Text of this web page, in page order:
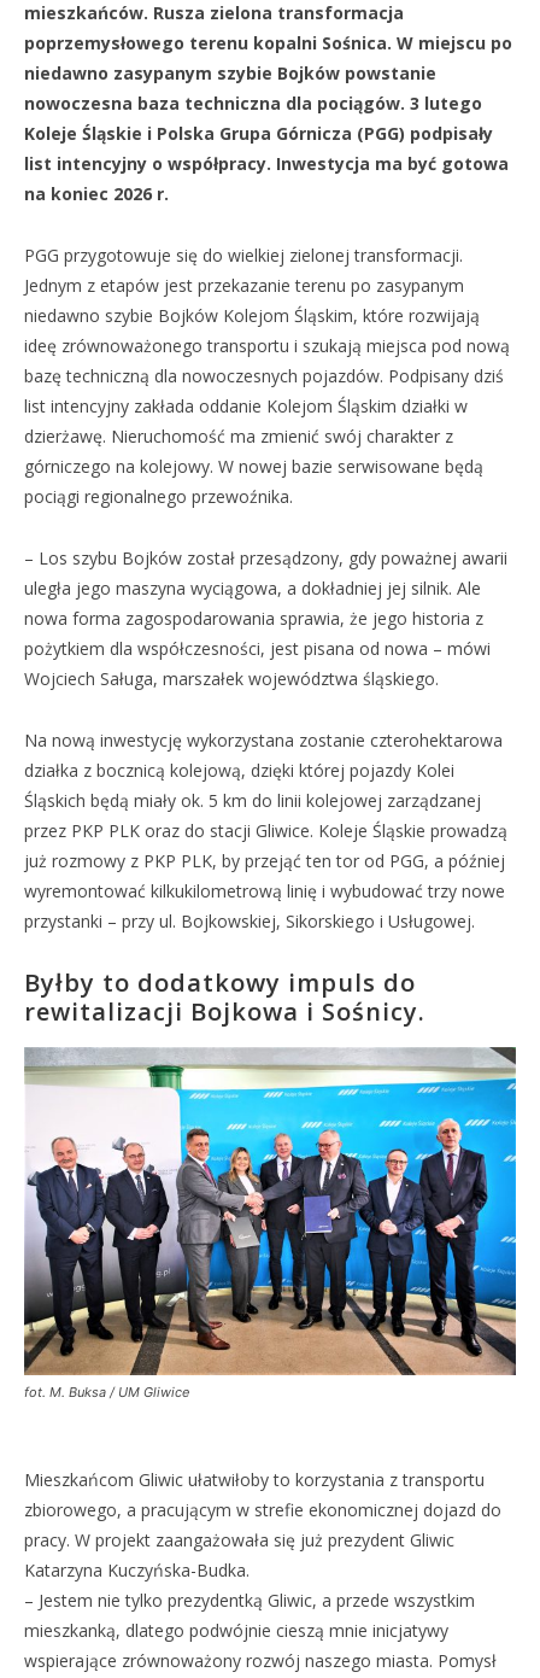
mieszkańców. Rusza zielona transformacja
poprzemysłowego terenu kopalni Sośnica. W miejscu po
niedawno zasypanym szybie Bojków powstanie
nowoczesna baza techniczna dla pociągów. 3 lutego
Koleje Śląskie i Polska Grupa Górnicza (PGG) podpisały
list intencyjny o współpracy. Inwestycja ma być gotowa
na koniec 2026 r.
PGG przygotowuje się do wielkiej zielonej transformacji.
Jednym z etapów jest przekazanie terenu po zasypanym
niedawno szybie Bojków Kolejom Śląskim, które rozwijają
ideę zrównoważonego transportu i szukają miejsca pod nową
bazę techniczną dla nowoczesnych pojazdów. Podpisany dziś
list intencyjny zakłada oddanie Kolejom Śląskim działki w
dzierżawę. Nieruchomość ma zmienić swój charakter z
górniczego na kolejowy. W nowej bazie serwisowane będą
pociągi regionalnego przewoźnika.
– Los szybu Bojków został przesądzony, gdy poważnej awarii
uległa jego maszyna wyciągowa, a dokładniej jej silnik. Ale
nowa forma zagospodarowania sprawia, że jego historia z
pożytkiem dla współczesności, jest pisana od nowa – mówi
Wojciech Saługa, marszałek województwa śląskiego.
Na nową inwestycję wykorzystana zostanie czterohektarowa
działka z bocznicą kolejową, dzięki której pojazdy Kolei
Śląskich będą miały ok. 5 km do linii kolejowej zarządzanej
przez PKP PLK oraz do stacji Gliwice. Koleje Śląskie prowadzą
już rozmowy z PKP PLK, by przejąć ten tor od PGG, a później
wyremontować kilkukilometrową linię i wybudować trzy nowe
przystanki – przy ul. Bojkowskiej, Sikorskiego i Usługowej.
Byłby to dodatkowy impuls do
rewitalizacji Bojkowa i Sośnicy.
fot. M. Buksa / UM Gliwice
Mieszkańcom Gliwic ułatwiłoby to korzystania z transportu
zbiorowego, a pracującym w strefie ekonomicznej dojazd do
pracy. W projekt zaangażowała się już prezydent Gliwic
Katarzyna Kuczyńska-Budka.
– Jestem nie tylko prezydentką Gliwic, a przede wszystkim
mieszkanką, dlatego podwójnie cieszą mnie inicjatywy
wspierające zrównoważony rozwój naszego miasta. Pomysł